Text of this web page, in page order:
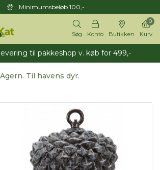
Minimumsbeløb 100,-
Søg Konto Butikken Kurv
0
til pakkeshop v. køb for 499,-
Til havens dyr.